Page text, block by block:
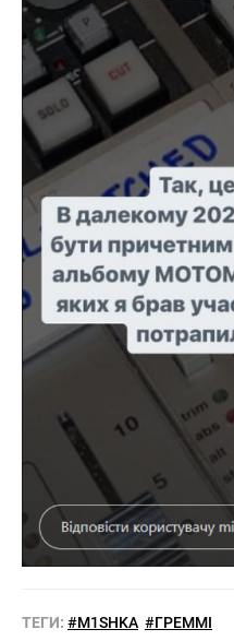
ТЕГИ: #M1SHKA #ГРЕММІ